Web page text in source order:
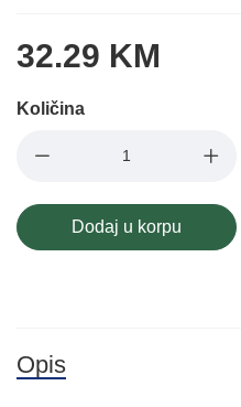
32.29 KM
Količina
Dodaj u korpu
Opis